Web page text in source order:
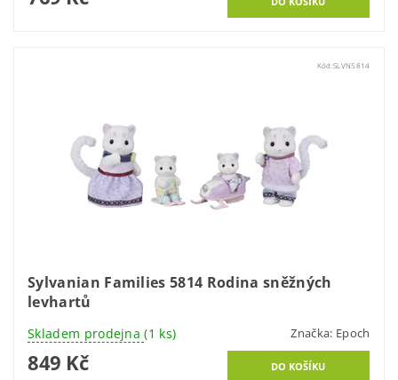
Kód: SLVN5814
Sylvanian Families 5814 Rodina sněžných
levhartů
Skladem prodejna(1 ks) Značka: Epoch
849 Kč